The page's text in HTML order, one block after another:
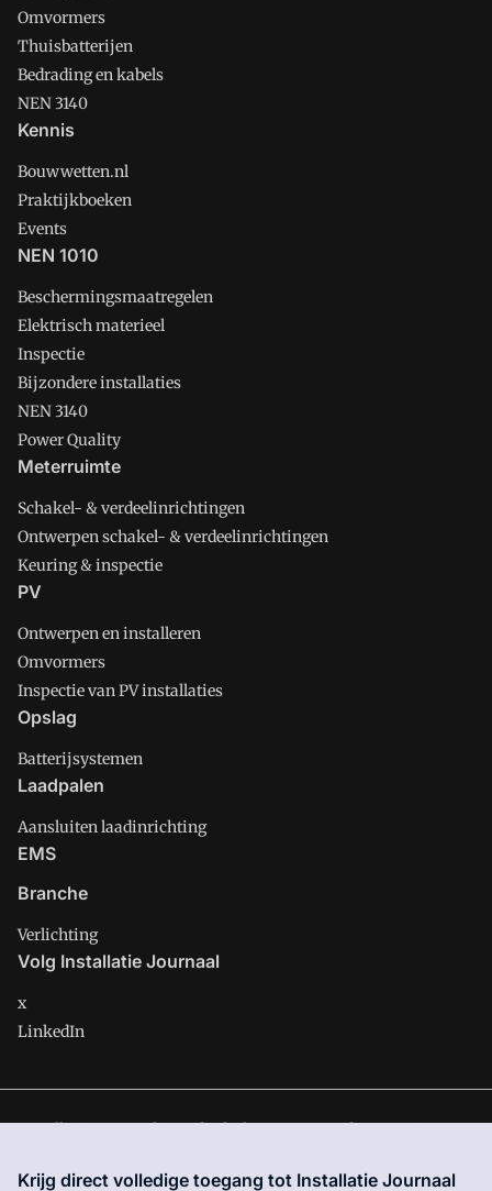
Omvormers
Thuisbatterijen
Bedrading en kabels
NEN 3140
Kennis
Bouwwetten.nl
Praktijkboeken
Events
NEN 1010
Beschermingsmaatregelen
Elektrisch materieel
Inspectie
Bijzondere installaties
NEN 3140
Power Quality
Meterruimte
Schakel- & verdeelinrichtingen
Ontwerpen schakel- & verdeelinrichtingen
Keuring & inspectie
PV
Ontwerpen en installeren
Omvormers
Inspectie van PV installaties
Opslag
Batterijsystemen
Laadpalen
Aansluiten laadinrichting
EMS
Branche
Verlichting
Volg Installatie Journaal
x
LinkedIn
Installatie Journaal is onderdeel van VMN media. Lees inons
site zijn de volgende regelingen van toepassing:Algemene
Krijg direct volledige toegang tot Installatie Journaal